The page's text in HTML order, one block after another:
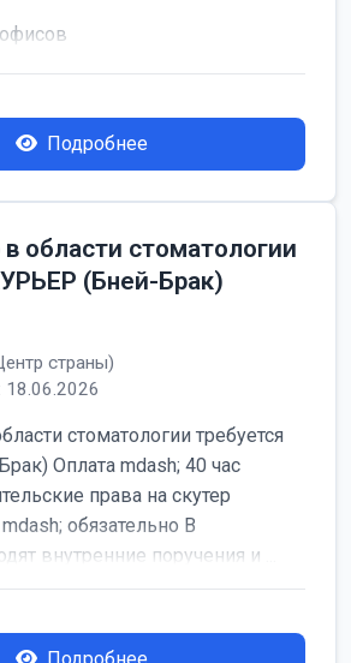
Подробнее
области стоматологии
(Бней-Брак)
страны)
18.06.2026
стоматологии требуется
Оплата mdash; 40 час
права на скутер
обязательно В
внутренние поручения и ...